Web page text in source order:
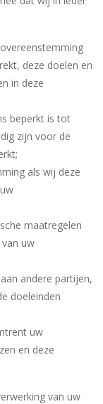
deze doelen en
in deze
beperkt is tot
zijn voor de
als wij deze
maatregelen
uw
andere partijen,
doeleinden
uw
en deze
van uw